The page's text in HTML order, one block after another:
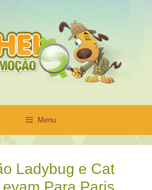
Menu
Ladybug e Cat